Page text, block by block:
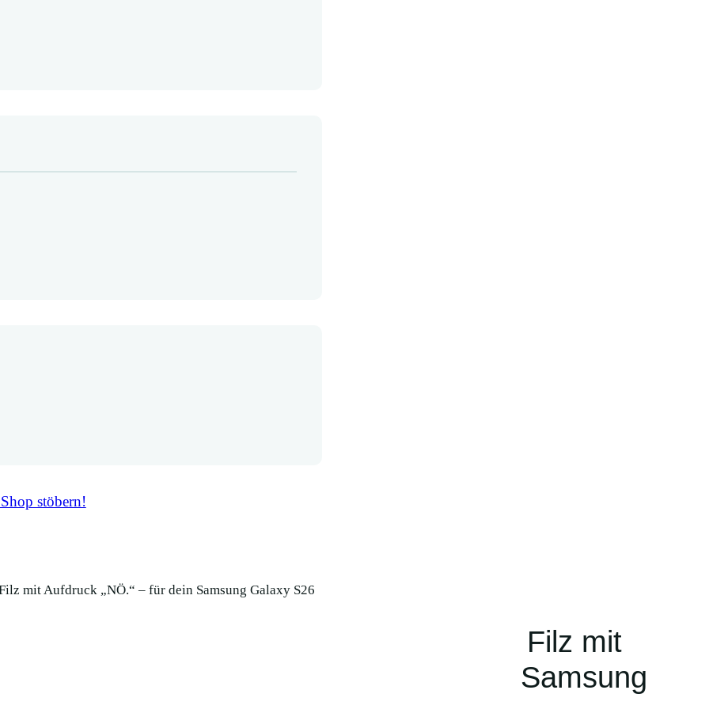
stöbern!
mit Aufdruck „NÖ.“ – für dein Samsung Galaxy S26
Handytasche aus grauem Filz mit
Aufdruck „NÖ.“ – für dein Samsung